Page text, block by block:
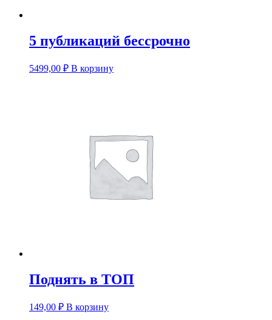
5 публикаций бессрочно
5499,00 ₽ В корзину
Поднять в ТОП
149,00 ₽ В корзину